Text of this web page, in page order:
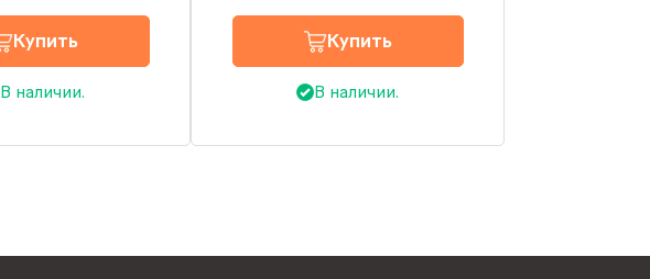
Купить
В наличии.
Купить
В наличии.